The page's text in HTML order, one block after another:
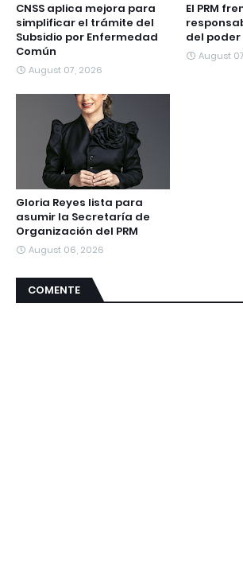
CNSS aplica mejora para
simplificar el trámite del
Subsidio por Enfermedad
Común
August 07, 2026
El PRM
del poder
August
Gloria Reyes lista para
asumir la Secretaría de
Organización del PRM
August 06, 2026
COMENTE